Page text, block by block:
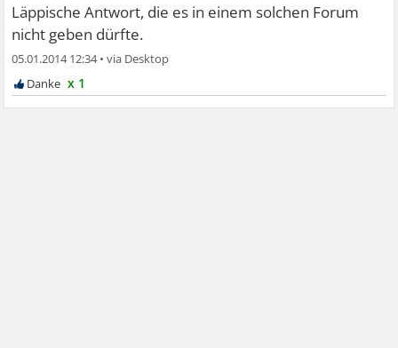
Läppische Antwort, die es in einem solchen Forum
nicht geben dürfte.
05.01.2014 12:34•
x 1